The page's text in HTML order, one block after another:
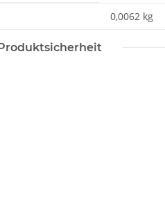
0,0062 kg